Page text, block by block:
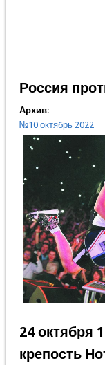
Россия
Архив:
№10 октябрь 2022
24 октября
крепость